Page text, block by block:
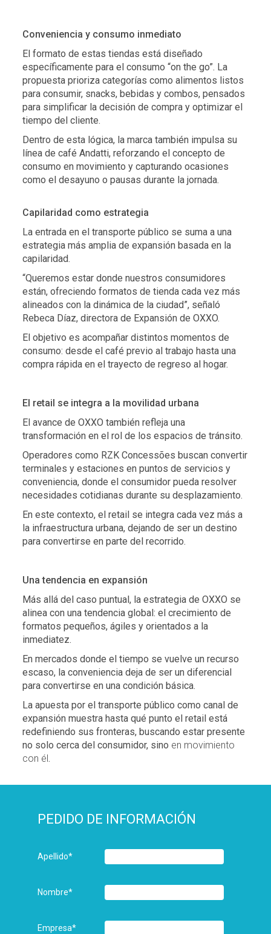
Conveniencia y consumo inmediato
El formato de estas tiendas está diseñado
específicamente para el consumo “on the go”. La
propuesta prioriza categorías como alimentos listos
para consumir, snacks, bebidas y combos, pensados
para simplificar la decisión de compra y optimizar el
tiempo del cliente.
Dentro de esta lógica, la marca también impulsa su
línea de café Andatti, reforzando el concepto de
consumo en movimiento y capturando ocasiones
como el desayuno o pausas durante la jornada.
Capilaridad como estrategia
La entrada en el transporte público se suma a una
estrategia más amplia de expansión basada en la
capilaridad.
“Queremos estar donde nuestros consumidores
están, ofreciendo formatos de tienda cada vez más
alineados con la dinámica de la ciudad”, señaló
Rebeca Díaz, directora de Expansión de OXXO.
El objetivo es acompañar distintos momentos de
consumo: desde el café previo al trabajo hasta una
compra rápida en el trayecto de regreso al hogar.
El retail se integra a la movilidad urbana
El avance de OXXO también refleja una
transformación en el rol de los espacios de tránsito.
Operadores como RZK Concessões buscan convertir
terminales y estaciones en puntos de servicios y
conveniencia, donde el consumidor pueda resolver
necesidades cotidianas durante su desplazamiento.
En este contexto, el retail se integra cada vez más a
la infraestructura urbana, dejando de ser un destino
para convertirse en parte del recorrido.
Una tendencia en expansión
Más allá del caso puntual, la estrategia de OXXO se
alinea con una tendencia global: el crecimiento de
formatos pequeños, ágiles y orientados a la
inmediatez.
En mercados donde el tiempo se vuelve un recurso
escaso, la conveniencia deja de ser un diferencial
para convertirse en una condición básica.
La apuesta por el transporte público como canal de
expansión muestra hasta qué punto el retail está
redefiniendo sus fronteras, buscando estar presente
no solo cerca del consumidor, sino en movimiento
con él.
PEDIDO DE INFORMACIÓN
Apellido*
Nombre*
Empresa*